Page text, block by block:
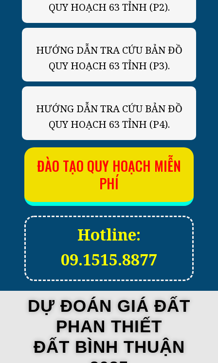
QUY HOẠCH 63 TỈNH (P2).
HƯỚNG DẪN TRA CỨU BẢN ĐỒ
QUY HOẠCH 63 TỈNH (P3).
HƯỚNG DẪN TRA CỨU BẢN ĐỒ
QUY HOẠCH 63 TỈNH (P4).
ĐÀO TẠO QUY HOẠCH MIỄN
PHÍ
Hotline:
09.1515.8877
DỰ ĐOÁN GIÁ ĐẤT
PHAN THIẾT
ĐẤT BÌNH THUẬN